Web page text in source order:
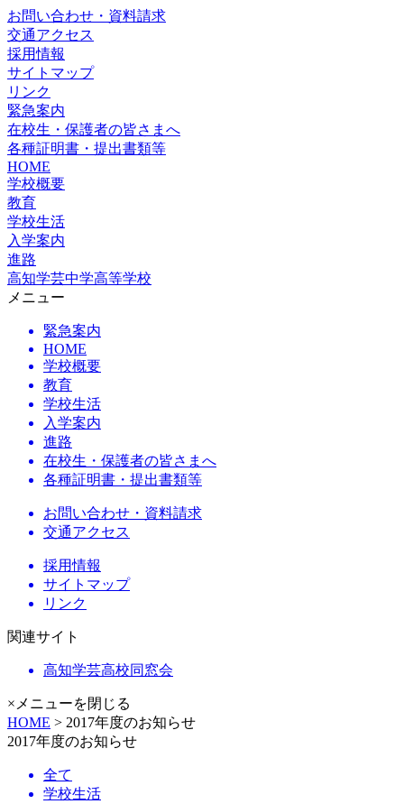
お問い合わせ・資料請求
交通アクセス
採用情報
サイトマップ
リンク
緊急案内
在校生・保護者の皆さまへ
各種証明書・提出書類等
HOME
学校概要
教育
学校生活
入学案内
進路
高知学芸中学高等学校
メニュー
緊急案内
HOME
学校概要
教育
学校生活
入学案内
進路
在校生・保護者の皆さまへ
各種証明書・提出書類等
お問い合わせ・資料請求
交通アクセス
採用情報
サイトマップ
リンク
関連サイト
高知学芸高校同窓会
×メニューを閉じる
HOME > 2017年度のお知らせ
2017年度のお知らせ
全て
学校生活